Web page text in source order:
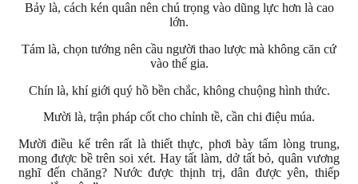
Bảy là, cách kén quân nên chú trọng vào dũng lực hơn là cao
lớn.
Tám là, chọn tướng nên cầu người thao lược mà không căn cứ
vào thế gia.
Chín là, khí giới quý hồ bền chắc, không chuộng hình thức.
Mười là, trận pháp cốt cho chỉnh tề, cần chi điệu múa.
Mười điều kể trên rất là thiết thực, phơi bày tấm lòng trung,
mong được bề trên soi xét. Hay tất làm, dở tất bỏ, quân vương
nghĩ đến chăng? Nước được thịnh trị, dân được yên, thiếp